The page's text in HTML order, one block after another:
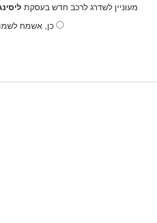
מעוניין לשדרג לרכב חדש בעסקת
כן, אשמח